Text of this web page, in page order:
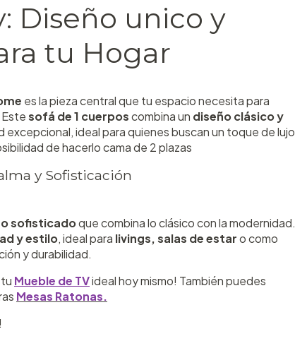
Diseño unico y
tu Hogar
es la pieza central que tu espacio necesita para
Estesofá de 1 cuerposcombina un diseño clásico y
excepcional, ideal para quienes buscan un toque de lujo
de hacerlo cama de 2 plazas
y Sofisticación
sofisticadoque combina lo clásico con la modernidad.
y estilo, ideal para livings, salas de estaro como
y durabilidad.
Mueble de TVideal hoy mismo! También puedes
Mesas Ratonas.